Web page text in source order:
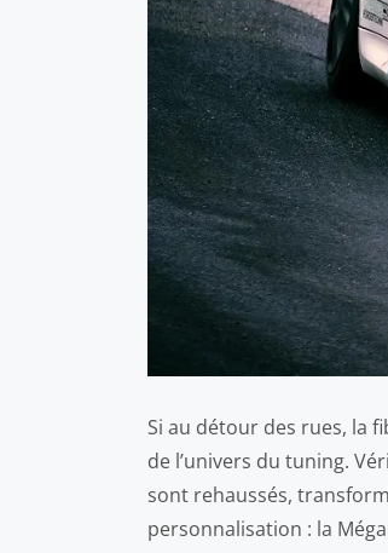
Si au détour des rues, la
de l’univers du tuning.
sont rehaussés,
personnalisation : la